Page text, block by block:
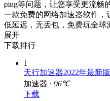
的好评，操作简单，一键加速
ping等问题，让您享受更流畅
一款免费的网络加速器软件，
低延迟，无丢包，免费玩全球
展开
1
天行加速器2022年最新版
加速器 ·